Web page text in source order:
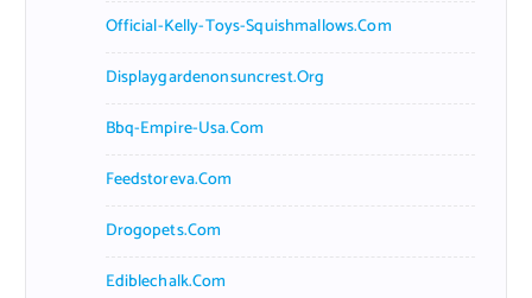
Official-Kelly-Toys-Squishmallows.com
Displaygardenonsuncrest.org
Bbq-Empire-Usa.com
Feedstoreva.com
Drogopets.com
Ediblechalk.com